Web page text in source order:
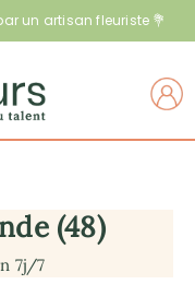
un artisan fleuriste 💐
(48)
7j/7